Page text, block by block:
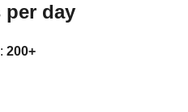
per day
200+